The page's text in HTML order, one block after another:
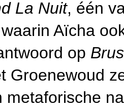
La Nuit, één
Aïcha
op
Groenewoud
metaforische